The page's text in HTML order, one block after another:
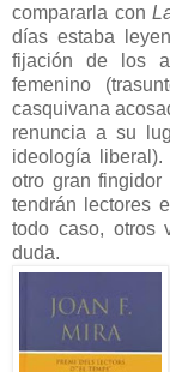
compararla con
días estaba
fijación de los
femenino
casquivana
renuncia a su
ideología
otro gran
tendrán lectores
todo caso, otros
duda.